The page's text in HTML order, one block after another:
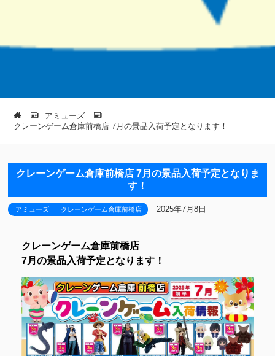
アミューズ
クレーンゲーム倉庫前橋店 7月の景品入荷予定となります！
クレーンゲーム倉庫前橋店 7月の景品入荷予定となりま
す！
アミューズ クレーンゲーム倉庫前橋店 2025年7月8日
クレーンゲーム倉庫前橋店
7月の景品入荷予定となります！